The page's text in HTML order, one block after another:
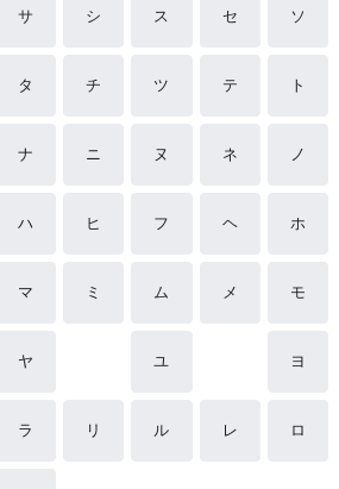
サ シ ス セ ソ
タ チ ツ テ ト
ナ ニ ヌ ネ ノ
ハ ヒ フ ヘ ホ
マ ミ ム メ モ
ヤ ユ ヨ
ラ リ ル レ ロ